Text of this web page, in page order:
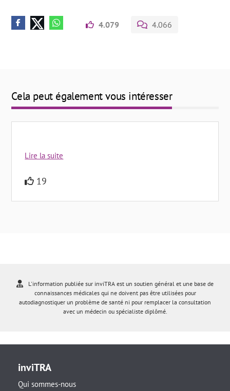
4.079 4.066
Cela peut également vous intéresser
Lire la suite
19
L'information publiée sur inviTRA est un soutien général et une base de
connaissances médicales qui ne doivent pas être utilisées pour
autodiagnostiquer un problème de santé ni pour remplacer la consultation
avec un médecin ou spécialiste diplômé.
inviTRA
Qui sommes-nous